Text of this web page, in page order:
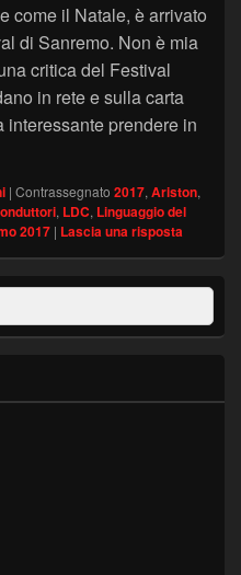
come il Natale, è arrivato
di Sanremo. Non è mia
critica del Festival
in rete e sulla carta
interessante prendere in
il linguaggio del corpo di
| Contrassegnato 2017, Ariston,
, LDC, Linguaggio del
2017 | Lascia una risposta